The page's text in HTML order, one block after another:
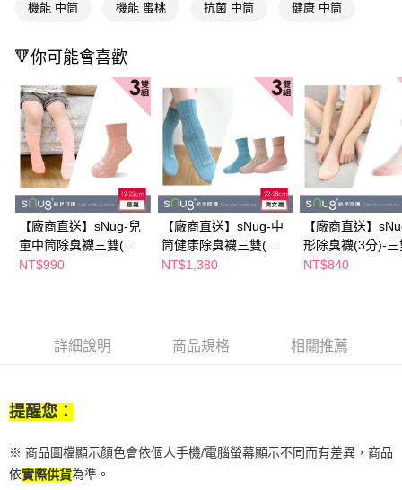
【「AFTEE先享後付」結帳流程】
結帳頁面，進行簡訊認證並確認金額後，即可完成結帳。
２．訂單成立數日內，您將收到繳費通知簡訊。
３．收到繳費通知簡訊後14天內，點擊此簡訊中的連結，可透過四大超商／
ATM／網路銀行／等多元方式進行付款，方視為交易完成。
※ 請注意：結帳手續完成當下不需立刻繳費，但若您需要取消訂單，請聯絡
購買商品的店家。未經商家同意取消之訂單仍視為有效，需透過AFTEE先享
後付繳納相關費用。
※ 交易是否成功請以「AFTEE先享後付 」之結帳頁面顯示為準，若有關於
是否繳費成功／繳費後需取消欲退款等相關疑問，請聯繫「AFTEE先享後付
客戶支援中心」https://netprotections.freshdesk.com/support/home
【注意事項】
１．透過由恩沛科技股份有限公司提供之「AFTEE先享後付」服務完成之交
易，需依本服務之必要範圍內提供個人資料，並將交易相關給付款項請求債
「AFTEE先享後付」，若未經同意申辦者引起之損失，本公司不負相關責
請求用戶進行身份認證。
５．嚴禁一人註冊多個帳號或使用他人資訊註冊。若發現惡意使用之情形，
宅配(離島廠商直送🚚)
機能 中筒 機能 蜜桃 抗菌 中筒 健康 中筒
🔻你可能會喜歡
【廠商直送】sNug-兒
童中筒除臭襪三雙(蜜
桃橘)-多尺寸任選
NT$990
【廠商直送】sNug-中
筒健康除臭襪三雙(綜
合款)-多尺寸任選
NT$1,380
【廠商直送】
形除臭襪(3分)-三
粉橘-多尺寸任選
NT$840
詳細說明 商品規格 相關推薦
提醒您：
※ 商品圖檔顯示顏色會依個人手機/電腦螢幕顯示不同而有差異，商品
依實際供貨為準。